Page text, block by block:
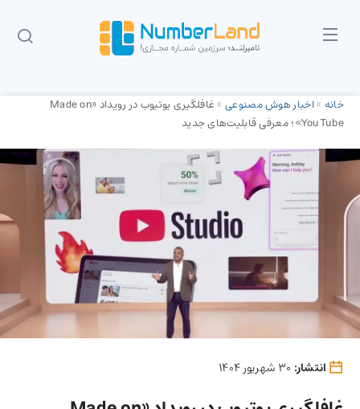
خانه »اخبار هوش مصنوعی»
غافلگیری یوتیوب در رویداد «Made on
YouTube»؛ معرفی قابلیت‌های جدید
انتشار: